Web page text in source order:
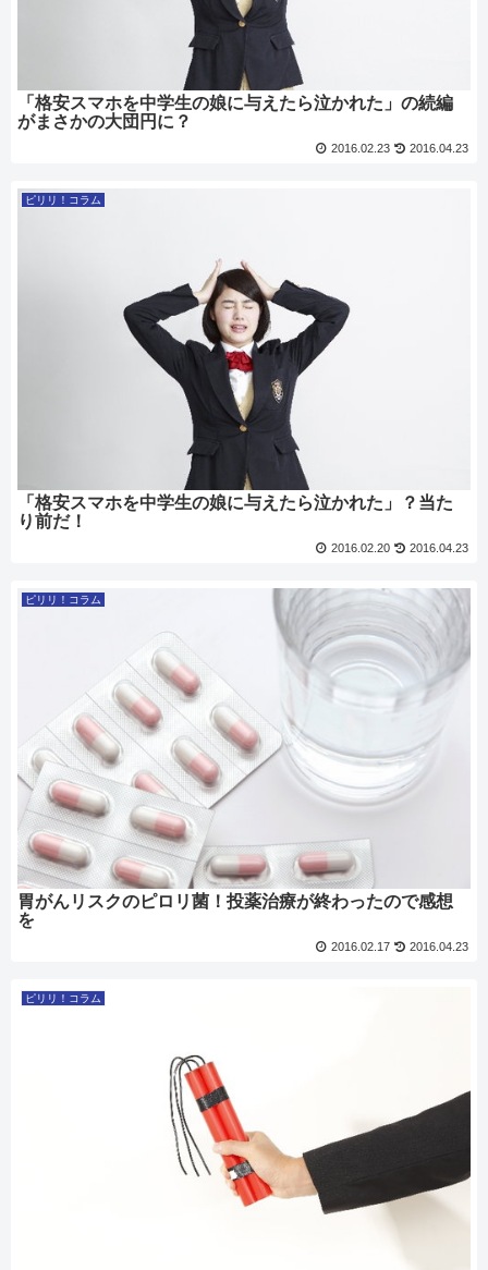
「格安スマホを中学生の娘に与えたら泣かれた」の続編
がまさかの大団円に？
2016.02.23 2016.04.23
ピリリ！コラム
「格安スマホを中学生の娘に与えたら泣かれた」？当た
り前だ！
2016.02.20 2016.04.23
ピリリ！コラム
胃がんリスクのピロリ菌！投薬治療が終わったので感想
を
2016.02.17 2016.04.23
ピリリ！コラム